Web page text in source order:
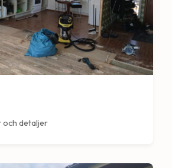
och detaljer